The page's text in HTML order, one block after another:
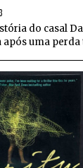
do casal
uma